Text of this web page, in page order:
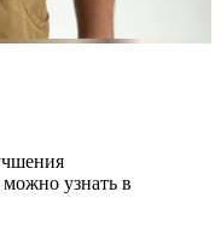
узнать в